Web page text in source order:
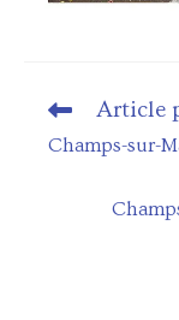
Read
articles
Article
Champs-sur-